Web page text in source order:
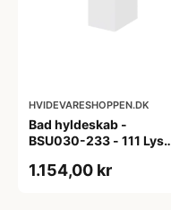
HVIDEVARESHOPPEN.DK
Bad hyldeskab -
BSU030-233 - 111 Lys
1.154,00 kr